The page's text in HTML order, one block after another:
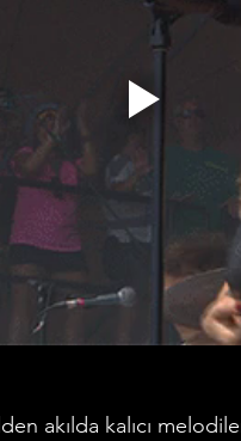
akılda kalıcı